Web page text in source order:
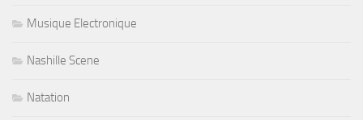
Musique Electronique
Nashille Scene
Natation